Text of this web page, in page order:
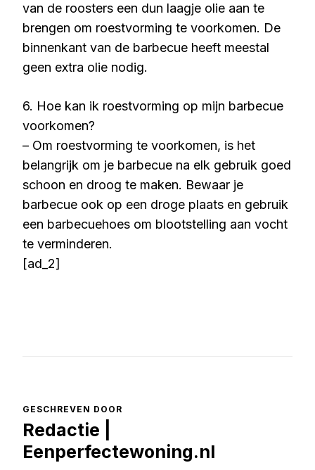
van de roosters een dun laagje olie aan te
brengen om roestvorming te voorkomen. De
binnenkant van de barbecue heeft meestal
geen extra olie nodig.
6. Hoe kan ik roestvorming op mijn barbecue
voorkomen?
– Om roestvorming te voorkomen, is het
belangrijk om je barbecue na elk gebruik goed
schoon en droog te maken. Bewaar je
barbecue ook op een droge plaats en gebruik
een barbecuehoes om blootstelling aan vocht
te verminderen.
[ad_2]
GESCHREVEN DOOR
Redactie |
Eenperfectewoning.nl